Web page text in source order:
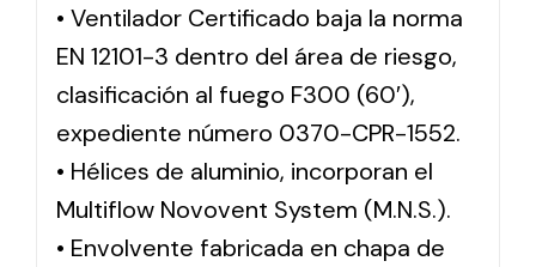
• Ventilador Certificado baja la norma
EN 12101-3 dentro del área de riesgo,
clasificación al fuego F300 (60′),
expediente número 0370-CPR-1552.
• Hélices de aluminio, incorporan el
Multiflow Novovent System (M.N.S.).
• Envolvente fabricada en chapa de